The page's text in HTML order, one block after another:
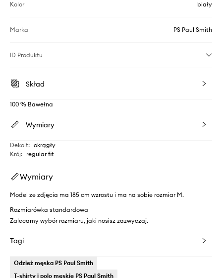
Kolor biały
Marka PS Paul Smith
ID Produktu
Skład
100 % Bawełna
Wymiary
Dekolt: okrągły
Krój: regular fit
Wymiary
Model ze zdjęcia ma 185 cm wzrostu i ma na sobie rozmiar M.
Rozmiarówka standardowa
Zalecamy wybór rozmiaru, jaki nosisz zazwyczaj.
Tagi
Odzież męska PS Paul Smith
T-shirty i polo męskie PS Paul Smith